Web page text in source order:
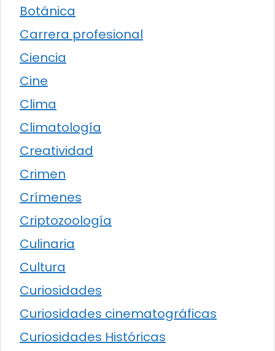
Botánica
Carrera profesional
Ciencia
Cine
Clima
Climatología
Creatividad
Crimen
Crímenes
Criptozoología
Culinaria
Cultura
Curiosidades
Curiosidades cinematográficas
Curiosidades Históricas